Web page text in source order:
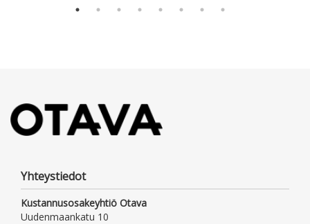
Yhteystiedot
Kustannusosakeyhtiö Otava
Uudenmaankatu 10